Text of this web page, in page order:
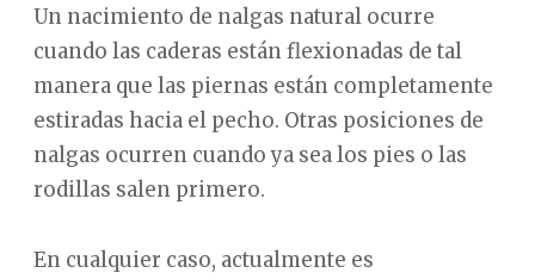
Un nacimiento de nalgas natural ocurre
cuando las caderas están flexionadas de tal
manera que las piernas están completamente
estiradas hacia el pecho. Otras posiciones de
nalgas ocurren cuando ya sea los pies o las
rodillas salen primero.
En cualquier caso, actualmente es